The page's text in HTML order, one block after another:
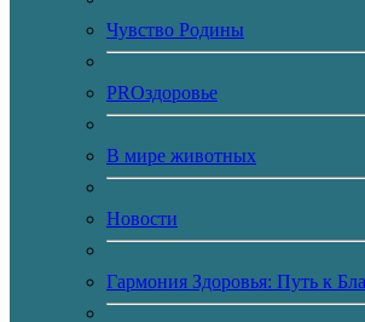
Чувство Родины
PROздоровье
В мире животных
Новости
Гармония Здоровья: Путь к